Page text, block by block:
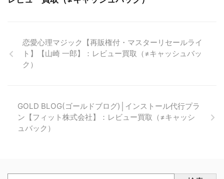
恋愛心理マジック【再販権付・マスターリセールライ
ト】【山崎 一郎】：レビュー買取（≠キャッシュバッ
ク）
GOLD BLOG(ゴールドブログ)│インストール代行プラ
ン【フィット株式会社】：レビュー買取（≠キャッシ
ュバック）